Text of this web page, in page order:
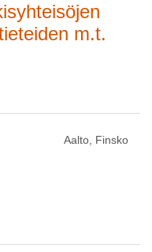
m.t.
Aalto, Finsko